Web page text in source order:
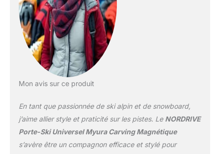
Mon avis sur ce produit
En tant que passionnée de ski alpin et de snowboard,
j’aime allier style et praticité sur les pistes. Le NORDRIVE
Porte-Ski Universel Myura Carving Magnétique
s’avère être un compagnon efficace et stylé pour